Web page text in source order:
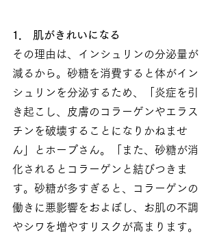
1． 肌がきれいになる
その理由は、インシュリンの分泌量が
減るから。砂糖を消費すると体がイン
シュリンを分泌するため、「炎症を引
き起こし、皮膚のコラーゲンやエラス
チンを破壊することになりかねませ
ん」とホープさん。「また、砂糖が消
化されるとコラーゲンと結びつきま
す。砂糖が多すぎると、コラーゲンの
働きに悪影響をおよぼし、お肌の不調
やシワを増やすリスクが高まります。